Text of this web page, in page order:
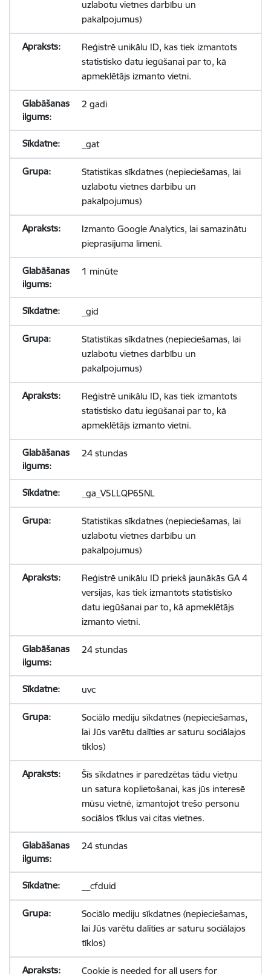
uzlabotu vietnes darbību un
pakalpojumus)
Reģistrē unikālu ID, kas tiek izmantots
statistisko datu iegūšanai par to, kā
apmeklētājs izmanto vietni.
2 gadi
_gat
Statistikas sīkdatnes (nepieciešamas, lai
uzlabotu vietnes darbību un
pakalpojumus)
Izmanto Google Analytics, lai samazinātu
pieprasījuma līmeni.
1 minūte
_gid
Statistikas sīkdatnes (nepieciešamas, lai
uzlabotu vietnes darbību un
pakalpojumus)
Reģistrē unikālu ID, kas tiek izmantots
statistisko datu iegūšanai par to, kā
apmeklētājs izmanto vietni.
24 stundas
_ga_V5LLQP65NL
Statistikas sīkdatnes (nepieciešamas, lai
uzlabotu vietnes darbību un
pakalpojumus)
Reģistrē unikālu ID priekš jaunākās GA 4
versijas, kas tiek izmantots statistisko
datu iegūšanai par to, kā apmeklētājs
izmanto vietni.
24 stundas
uvc
Sociālo mediju sīkdatnes (nepieciešamas,
lai Jūs varētu dalīties ar saturu sociālajos
tīklos)
Šīs sīkdatnes ir paredzētas tādu vietņu
un satura koplietošanai, kas jūs interesē
mūsu vietnē, izmantojot trešo personu
sociālos tīklus vai citas vietnes.
24 stundas
__cfduid
Sociālo mediju sīkdatnes (nepieciešamas,
lai Jūs varētu dalīties ar saturu sociālajos
tīklos)
Cookie is needed for all users for